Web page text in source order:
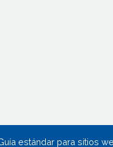
estándar para sitios